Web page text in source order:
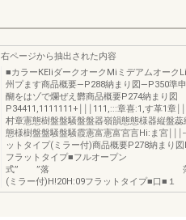
右ページから抽出された内容
■カラーКEliダークオークMiミデアムオーク
州プます商品概要―P288納まり図―P350準
醐をはゾで爛ぜえ欝商品概要P274納まり図
P34411,1111111+￨￨￨111,:::章喜:1,す革1章￨
村章憲態樹盤盤騒盤盤器嶺韻態態様器縦盤
態様樹盤盤騒盤騒霞憲富憲富宮言Hi:ま宮￨￨￨
ットタイプ(ミラー付)商品概要P278納まり
フラットタイプ■フルオープン
式” ”落 落フラッ
(ミラー付)H!20H:09フラットタイプ■口■１